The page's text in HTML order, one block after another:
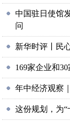
中国驻日使馆
问
新华时评丨民
169家企业和
年中经济观察
这份规划，为“